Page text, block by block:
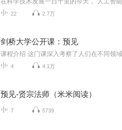
22 2.7万
剑桥大学公开课：预见
课程介绍 这门课深入考察了人们在不同领
4 4.1万
预见-贤宗法师（米米阅读）
7 5739